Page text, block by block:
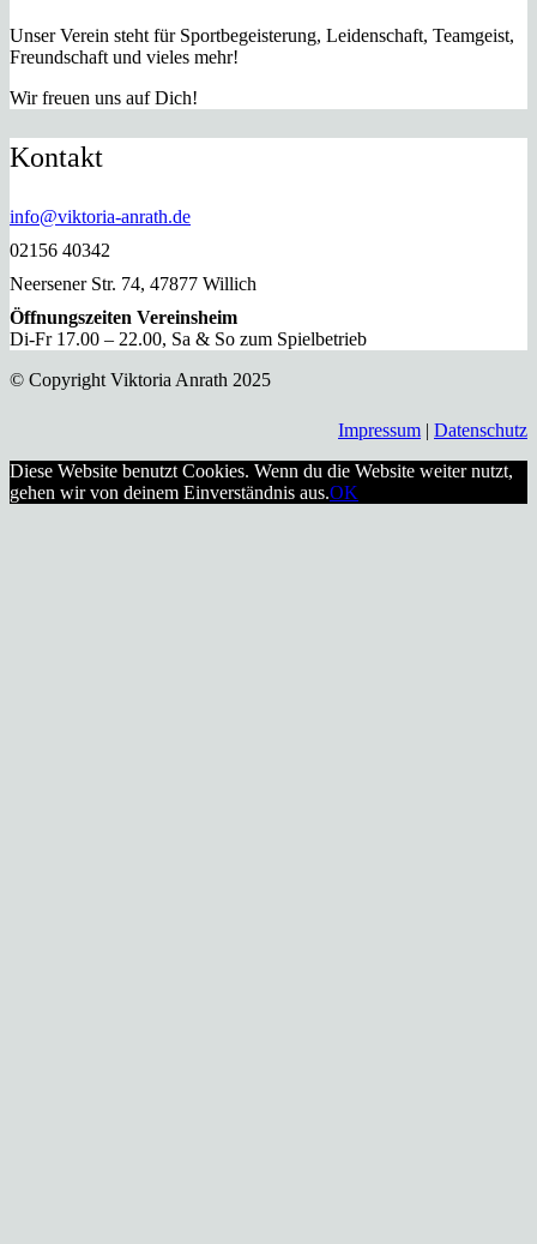
Unser Verein steht für Sportbegeisterung, Leidenschaft, Teamgeist,
Freundschaft und vieles mehr!
Wir freuen uns auf Dich!
Kontakt
info@viktoria-anrath.de
02156 40342
Neersener Str. 74, 47877 Willich
Öffnungszeiten Vereinsheim
Di-Fr 17.00 – 22.00, Sa & So zum Spielbetrieb
© Copyright Viktoria Anrath 2025
Impressum | Datenschutz
Diese Website benutzt Cookies. Wenn du die Website weiter nutzt,
gehen wir von deinem Einverständnis aus.OK